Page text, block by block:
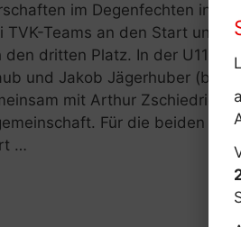
im Degenfechten in
Teams an den Start und
dritten Platz. In der U11
und Jakob Jägerhuber (beide
mit Arthur Zschiedrich
Für die beiden U9-
…